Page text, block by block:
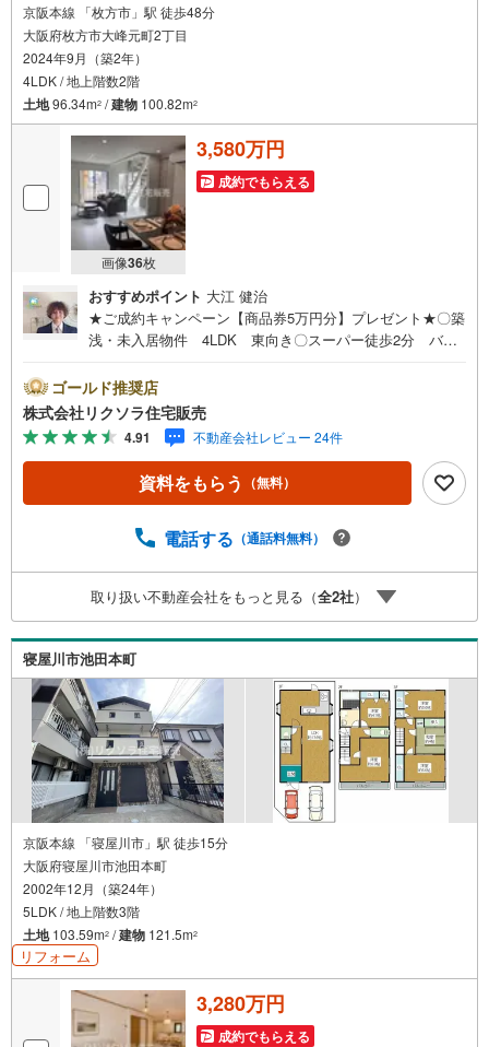
京阪本線 「枚方市」駅 徒歩48分
大阪府枚方市大峰元町2丁目
2024年9月（築2年）
4LDK / 地上階数2階
土地96.34m2 /建物 100.82m2
画像36枚
3,580万円
成約でもらえる
おすすめポイント 大江 健治
★ご成約キャンペーン【商品券5万円分】プレゼント★〇築
浅・未入居物件 4LDK 東向き〇スーパー徒歩2分 バス
燥機 食洗機■営業時間 9:30～20:00 ■即日案内可能！※
当日・翌日のご案内はお電話でのお問合せがスムーズ■定休
日 毎週水曜日◇弊社ホームページよりLINEでのお問合せ
も好評！◇不動産情報サイト未掲載物件、弊社ホームペー
ジに多数掲載！◇学校区物件検索も充実！ご希望の学校区
での物件探しに便利！「リクソラ住宅販売」で検索！是非
の掲載物件もまとめてご案内可能リフォームやリノベーシ
会 随時開催中】〇お客様の条件にベストな住宅ローン商
品のご提案〇住宅ローンの金利や優遇率、審査基準などを
詳しくご説明〇住宅ローンとリフォームローンの一体型商
品もご提案〇仕事や収入・現在過去の借入による住宅ロー
ンへの問題解決是非ともお問合せ下さい
ゴールド推奨店
株式会社リクソラ住宅販売
4.91 不動産会社レビュー 24件
資料をもらう （無料）
電話する （通話料無料）
取り扱い不動産会社をもっと見る（全2社）
寝屋川市池田本町
京阪本線 「寝屋川市」駅 徒歩15分
大阪府寝屋川市池田本町
2002年12月（築24年）
5LDK / 地上階数3階
土地103.59m2 /建物 121.5m2
リフォーム
3,280万円
成約でもらえる